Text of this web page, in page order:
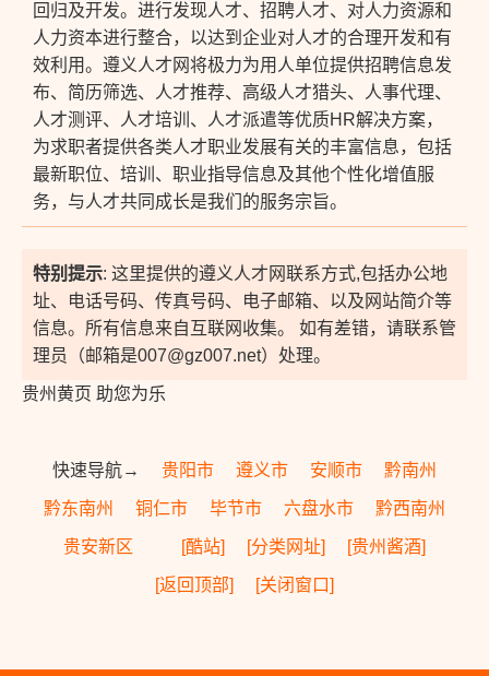
回归及开发。进行发现人才、招聘人才、对人力资源和
人力资本进行整合，以达到企业对人才的合理开发和有
效利用。遵义人才网将极力为用人单位提供招聘信息发
布、简历筛选、人才推荐、高级人才猎头、人事代理、
人才测评、人才培训、人才派遣等优质HR解决方案，
为求职者提供各类人才职业发展有关的丰富信息，包括
最新职位、培训、职业指导信息及其他个性化增值服
务，与人才共同成长是我们的服务宗旨。
特别提示: 这里提供的遵义人才网联系方式,包括办公地
址、电话号码、传真号码、电子邮箱、以及网站简介等
信息。所有信息来自互联网收集。 如有差错，请联系管
理员（邮箱是007@gz007.net）处理。
贵州黄页 助您为乐
快速导航→ 贵阳市 遵义市 安顺市 黔南州
黔东南州 铜仁市 毕节市 六盘水市 黔西南州
贵安新区 [酷站] [分类网址] [贵州酱酒]
[返回顶部] [关闭窗口]